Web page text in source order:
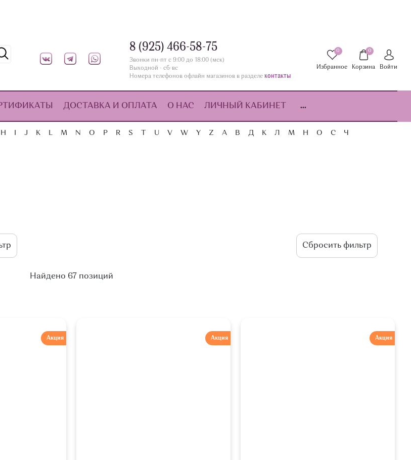
8 (925) 466-58-75
Звонки пн-пт с 9:00 до 18:00 (мск)
Выходной - сб-вс
Номера телефонов офлайн магазинов в разделе контакты
0
Избранное
0
Корзина Войти
ДОСТАВКА И ОПЛАТА О НАС ЛИЧНЫЙ КАБИНЕТ ...
H J K L M N O P R S U V W Y Z А В Д К Л М Н О С Ч
Найдено 67 позиций
Акция Акция Акция